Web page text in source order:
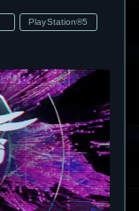
PlayStation®5